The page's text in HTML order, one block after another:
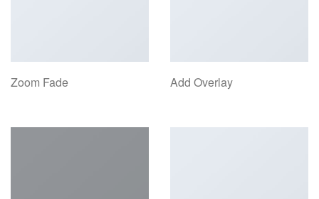
Zoom Fade Add Overlay